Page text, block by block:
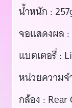
น้ำหนัก :
จอแสดงผล :
แบตเตอรี่ :
หน่วยความจ
กล้อง : Rear